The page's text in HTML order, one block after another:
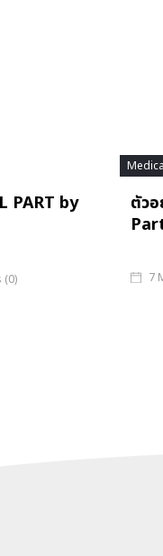
PART by
(0)
ตัว
7